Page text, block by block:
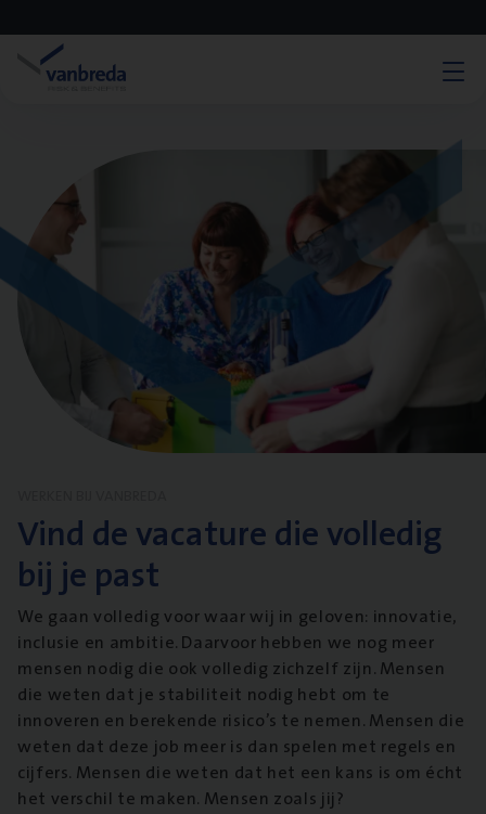
Vind de vacature die volledig
bij je past
We gaan volledig voor waar wij in geloven: innovatie,
inclusie en ambitie. Daarvoor hebben we nog meer
mensen nodig die ook volledig zichzelf zijn. Mensen
die weten dat je stabiliteit nodig hebt om te
innoveren en berekende risico’s te nemen. Mensen die
weten dat deze job meer is dan spelen met regels en
cijfers. Mensen die weten dat het een kans is om écht
het verschil te maken. Mensen zoals jij?